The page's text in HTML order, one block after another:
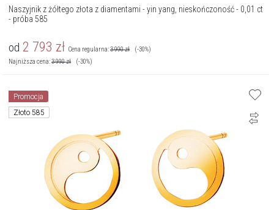
Naszyjnik z żółtego złota z diamentami - yin yang, nieskończoność - 0,01 ct
- próba 585
od 2 793 zł Cena regularna:3 990zł
(-30%)
Najniższa cena:3 990zł (-30%)
Promocja
Złoto 585